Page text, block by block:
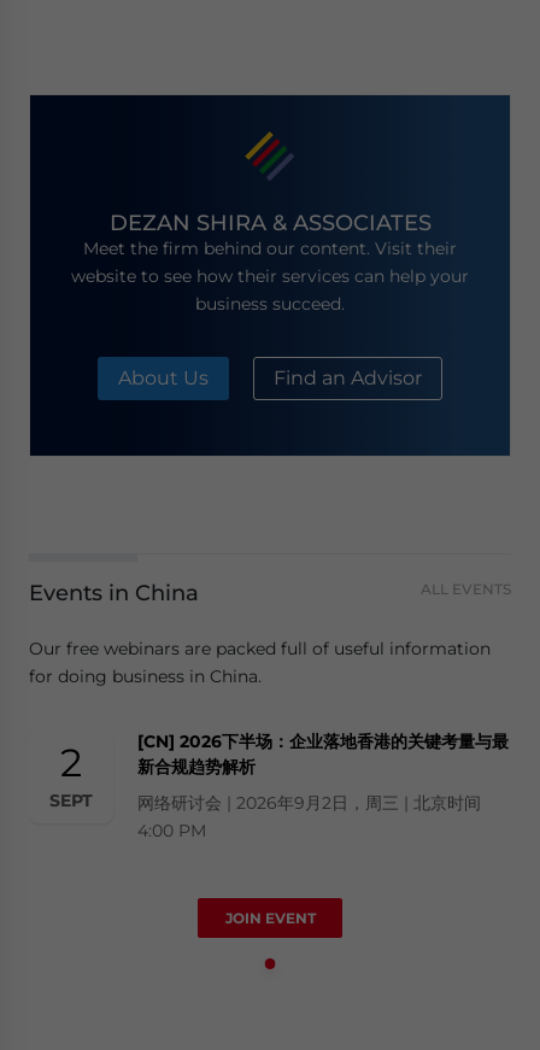
DEZAN SHIRA & ASSOCIATES
Meet the firm behind our content. Visit their
website to see how their services can help your
business succeed.
About Us Find an Advisor
Events in China ALL EVENTS
Our free webinars are packed full of useful information
for doing business in China.
2
SEPT
[CN] 2026下半场：企业落地香港的关键考量与最
新合规趋势解析
网络研讨会 | 2026年9月2日，周三 | 北京时间
4:00 PM
JOIN EVENT